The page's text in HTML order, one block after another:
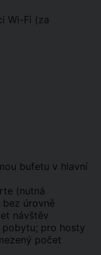
Wi-Fi (za
bufetu v hlavní
(nutná
úrovně
návštěv
pro hosty
počet